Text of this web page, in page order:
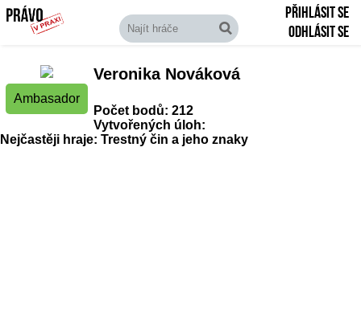
Přihlásit se
Odhlásit se
Ambasador
Veronika Nováková
Počet bodů: 212
Vytvořených úloh:
Nejčastěji hraje: Trestný čin a jeho znaky